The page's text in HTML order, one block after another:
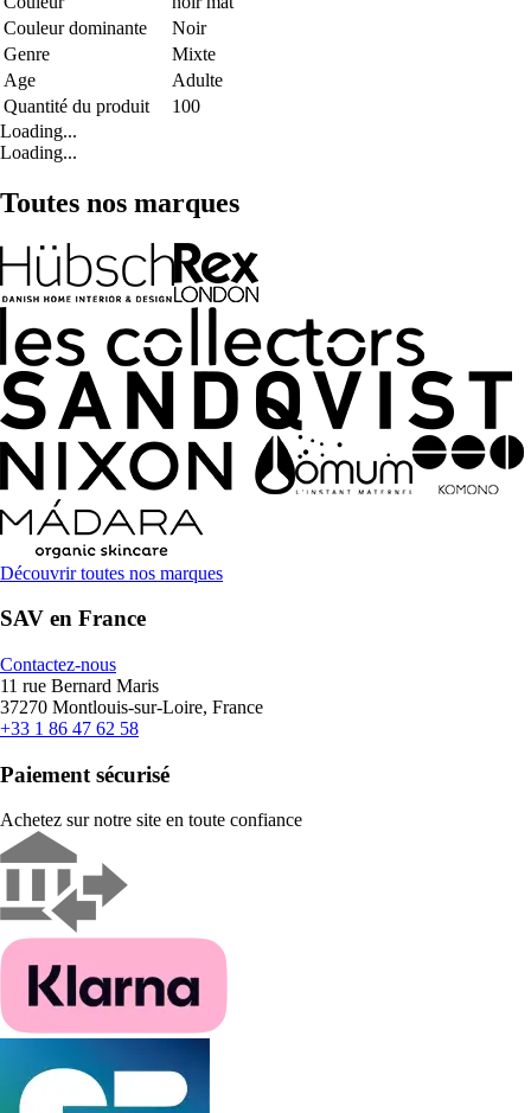
Couleur dominante
Noir
Genre
Mixte
Age
Adulte
Quantité du produit
100
Loading...
Loading...
Toutes nos marques
Découvrir toutes nos marques
SAV en France
Contactez-nous
11 rue Bernard Maris
37270 Montlouis-sur-Loire, France
+33 1 86 47 62 58
Paiement sécurisé
Achetez sur notre site en toute confiance